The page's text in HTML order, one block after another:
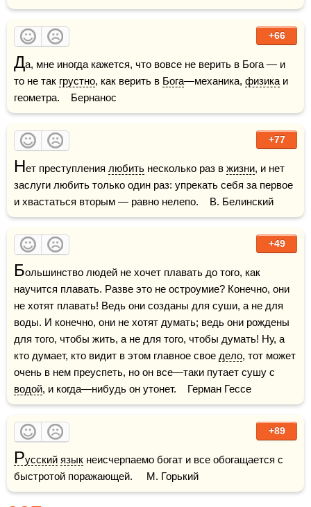
+66
Да, мне иногда кажется, что вовсе не верить в Бога — и
то не так грустно, как верить в Бога—механика, физика и
геометра.    Бернанос
+77
Нет преступления любить несколько раз в жизни, и нет
заслуги любить только один раз: упрекать себя за первое
и хвастаться вторым — равно нелепо.    В. Белинский
+49
Большинство людей не хочет плавать до того, как
научится плавать. Разве это не остроумие? Конечно, они
не хотят плавать! Ведь они созданы для суши, а не для
воды. И конечно, они не хотят думать; ведь они рождены
для того, чтобы жить, а не для того, чтобы думать! Ну, а
кто думает, кто видит в этом главное свое дело, тот может
водой, и когда—нибудь он утонет.    Герман Гессе
+89
Русский язык неисчерпаемо богат и все обогащается с
быстротой поражающей.     М. Горький